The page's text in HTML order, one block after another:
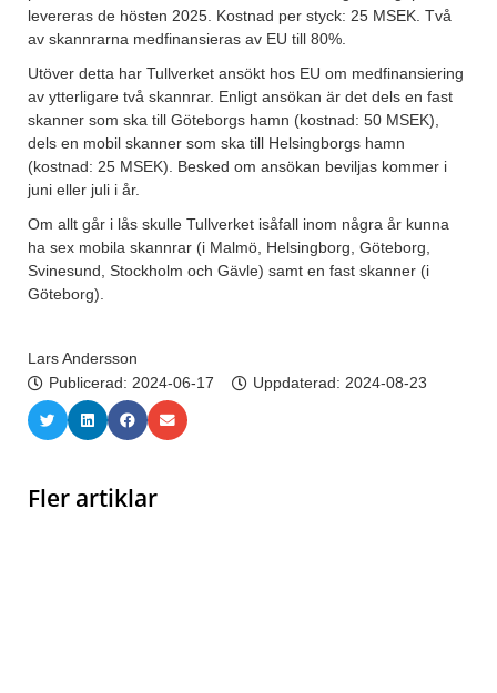
levereras de hösten 2025. Kostnad per styck: 25 MSEK. Två
av skannrarna medfinansieras av EU till 80%.
Utöver detta har Tullverket ansökt hos EU om medfinansiering
av ytterligare två skannrar. Enligt ansökan är det dels en fast
skanner som ska till Göteborgs hamn (kostnad: 50 MSEK),
dels en mobil skanner som ska till Helsingborgs hamn
(kostnad: 25 MSEK). Besked om ansökan beviljas kommer i
juni eller juli i år.
Om allt går i lås skulle Tullverket isåfall inom några år kunna
ha sex mobila skannrar (i Malmö, Helsingborg, Göteborg,
Svinesund, Stockholm och Gävle) samt en fast skanner (i
Göteborg).
Lars Andersson
Publicerad: 2024-06-17 Uppdaterad: 2024-08-23
Fler artiklar